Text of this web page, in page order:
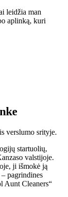
leidžia man
aplinką, kuri
verslumo srityje.
startuolių,
valstijoje.
ji išmokė ją
pagrindines
Aunt Cleaners“